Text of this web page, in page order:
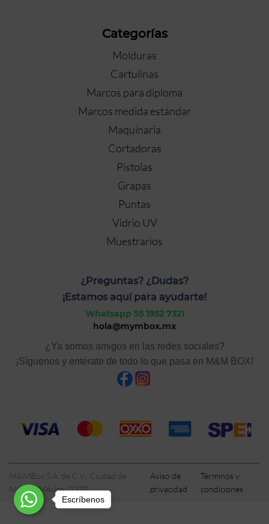
Categorías
Molduras
Cartulinas
Marcos para diploma
Marcos medida estándar
Maquinaria
Cortadoras
Pistolas
Grapas
Puntas
Vidrio UV
Muestrarios
¿Preguntas? ¿Dudas?
¡Estamos aquí para ayudarte!
Whatsapp 55 1952 7321
hola@mymbox.mx
¿Ya somos amigos en las redes sociales?
¡Síguenos y entérate de todo lo que pasa en M&M BOX!
M&MBox S.A. de C.V., Ciudad de
México, México, 2020
Aviso de
privacidad
Términos y
condiciones
Escríbenos